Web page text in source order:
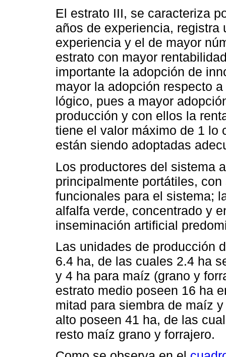
El estrato III, se caracteriza
años de experiencia,
experiencia y el de mayor
estrato con mayor
importante la adopción de
mayor la adopción respecto
lógico, pues a mayor
producción y con ellos la
tiene el valor máximo de 1 lo
están siendo adoptadas
Los productores del sistema
principalmente portátiles,
funcionales para el sistema;
alfalfa verde, concentrado y
inseminación artificial
Las unidades de producción
6.4 ha, de las cuales 2.4 ha
y 4 ha para maíz (grano y
estrato medio poseen 16 ha
mitad para siembra de maíz
alto poseen 41 ha, de las
resto maíz grano y forrajero.